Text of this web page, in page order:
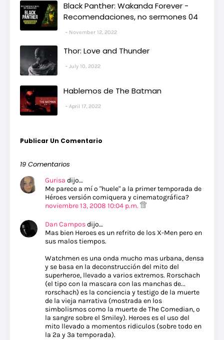
Black Panther: Wakanda Forever -
Recomendaciones, no sermones 04
November 12, 2022
Thor: Love and Thunder
July 10, 2022
Hablemos de The Batman
April 17, 2022
Publicar Un Comentario
19 Comentarios
Gurisa dijo…
Me parece a mí o "huele" a la primer temporada de
Héroes versión comiquera y cinematográfica?
noviembre 13, 2008 10:04 p.m.
Dan Camposdijo…
Mas bien Heroes es un refrito de los X-Men pero en
sus malos tiempos.
Watchmen es una onda mucho mas urbana, densa
y se basa en la deconstrucción del mito del
superheroe, llevado a varios extremos. Rorschach
(el tipo con la mascara con las manchas de...
rorschach) es la conciencia y testigo de la muerte
de la vieja narrativa (mostrada en los
simbolismos como la muerte de The Comedian, o
la sangre sobre el Smiley). Heroes es el uso del
mito llevado a momentos ridiculos (sobre todo en
la 2a y 3a temporada).